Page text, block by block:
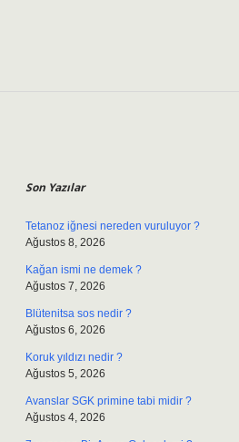
Son Yazılar
Tetanoz iğnesi nereden vuruluyor ?
Ağustos 8, 2026
Kağan ismi ne demek ?
Ağustos 7, 2026
Blütenitsa sos nedir ?
Ağustos 6, 2026
Koruk yıldızı nedir ?
Ağustos 5, 2026
Avanslar SGK primine tabi midir ?
Ağustos 4, 2026